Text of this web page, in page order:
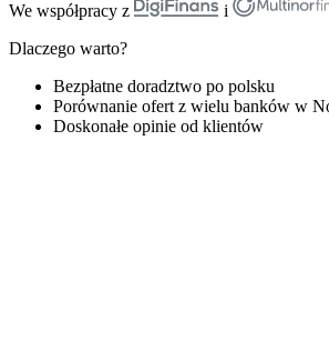
We współpracy z
i
Dlaczego warto?
Bezpłatne doradztwo po polsku
Porównanie ofert z wielu banków w
Doskonałe opinie od klientów